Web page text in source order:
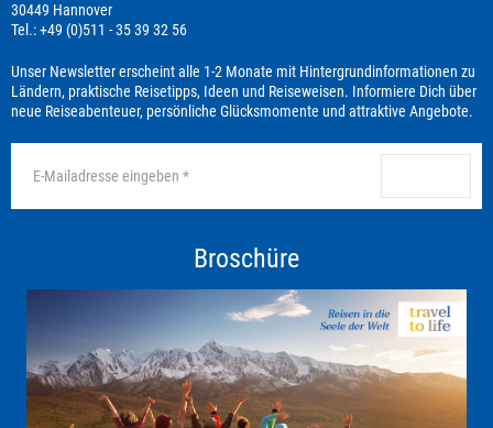
30449 Hannover
Tel.: +49 (0)511 - 35 39 32 56
Unser Newsletter erscheint alle 1-2 Monate mit Hintergrundinformationen zu
Ländern, praktische Reisetipps, Ideen und Reiseweisen. Informiere Dich über
neue Reiseabenteuer, persönliche Glücksmomente und attraktive Angebote.
Broschüre